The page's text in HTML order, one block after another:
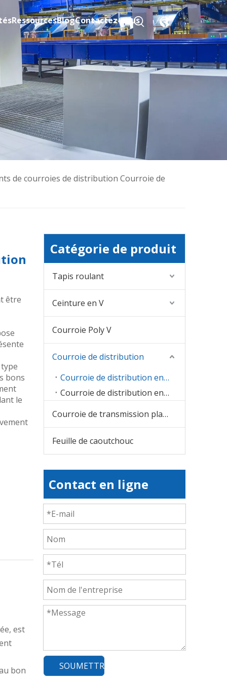
RessourcesBlogContactez-nous
de courroies de distribution Courroie de
être
bons
le
est
bon
Catégorie de produit
Tapis roulant
Ceinture en V
Courroie Poly V
Courroie de distribution
Courroie de distribution en caoutchouc
Courroie de distribution en PU
Courroie de transmission plate
Feuille de caoutchouc
Contact en ligne
SOUMETTRE